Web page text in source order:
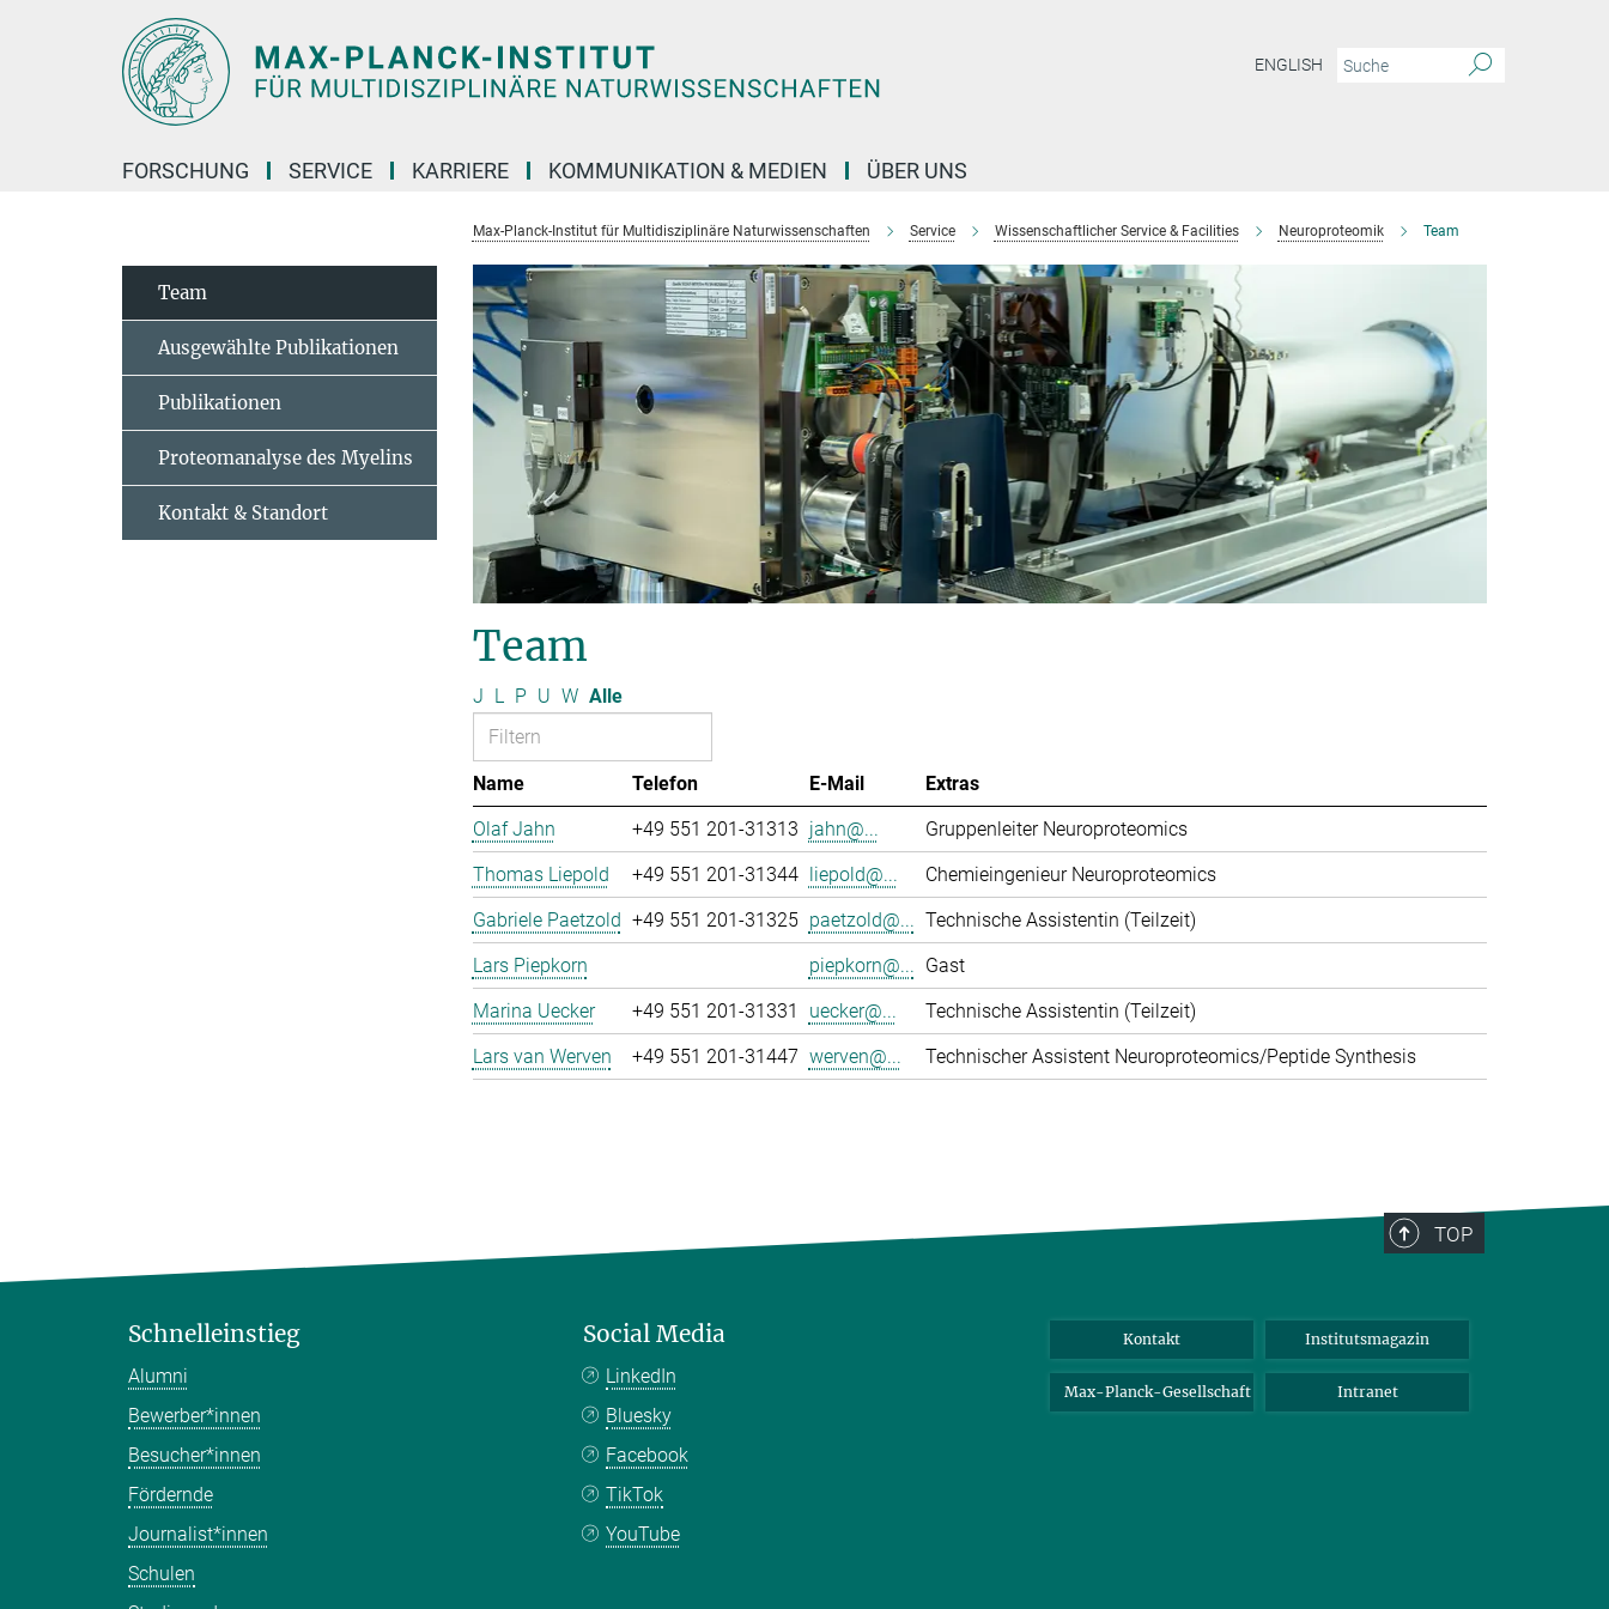
ENGLISH
FORSCHUNG SERVICE KARRIERE KOMMUNIKATION & MEDIEN ÜBER UNS
Max-Planck-Institut für Multidisziplinäre Naturwissenschaften Service Wissenschaftlicher Service & Facilities Neuroproteomik Team
Team
J L P U W Alle
Name Telefon E-Mail
Extras
Olaf Jahn
+49 551 201-31313 jahn@...
Gruppenleiter Neuroproteomics
Thomas Liepold
+49 551 201-31344 liepold@...
Chemieingenieur Neuroproteomics
Gabriele Paetzold +49 551 201-31325 paetzold@... Technische Assistentin (Teilzeit)
Lars Piepkorn
piepkorn@... Gast
Marina Uecker
+49 551 201-31331 uecker@...
Technische Assistentin (Teilzeit)
Lars van Werven
+49 551 201-31447 werven@... Technischer Assistent Neuroproteomics/Peptide Synthesis
Team
Ausgewählte Publikationen
Publikationen
Proteomanalyse des Myelins
Kontakt & Standort
TOP
Schnelleinstieg
Alumni
Bewerber*innen
Besucher*innen
Fördernde
Journalist*innen
Schulen
Social Media
LinkedIn
Bluesky
Facebook
TikTok
YouTube
Kontakt Institutsmagazin
Max-Planck-Gesellschaft Intranet